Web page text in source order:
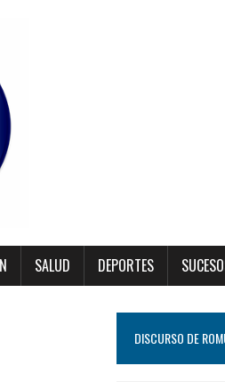
SALUD DEPORTES
DISCURSO DE